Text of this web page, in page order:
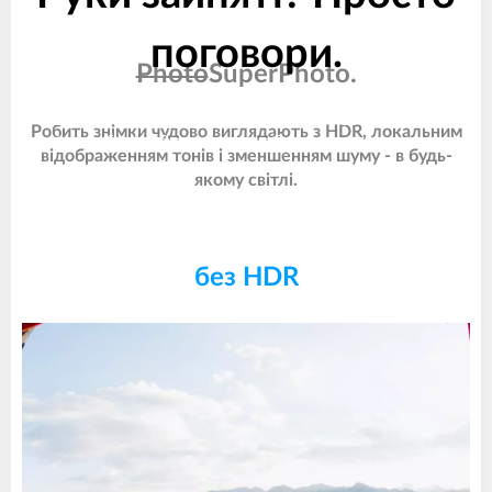
поговори.
Скажіть одну з 16 команд, включаючи «GoPro, зробіть
знімок» або «Це було круто», щоб позначити епічне відео.
PhotoSuperPhoto.
Робить знімки чудово виглядають з HDR, локальним
відображенням тонів і зменшенням шуму - в будь-
якому світлі.
без HDR